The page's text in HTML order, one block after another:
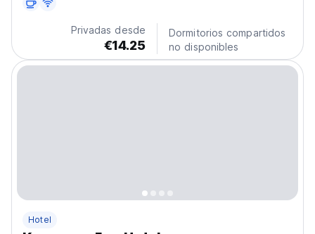
24-hour front desk, airport transfers, room service and
free WiFi throughout the property. The...
Privadas desde
€14.25
Dormitorios compartidos
no disponibles
Hotel